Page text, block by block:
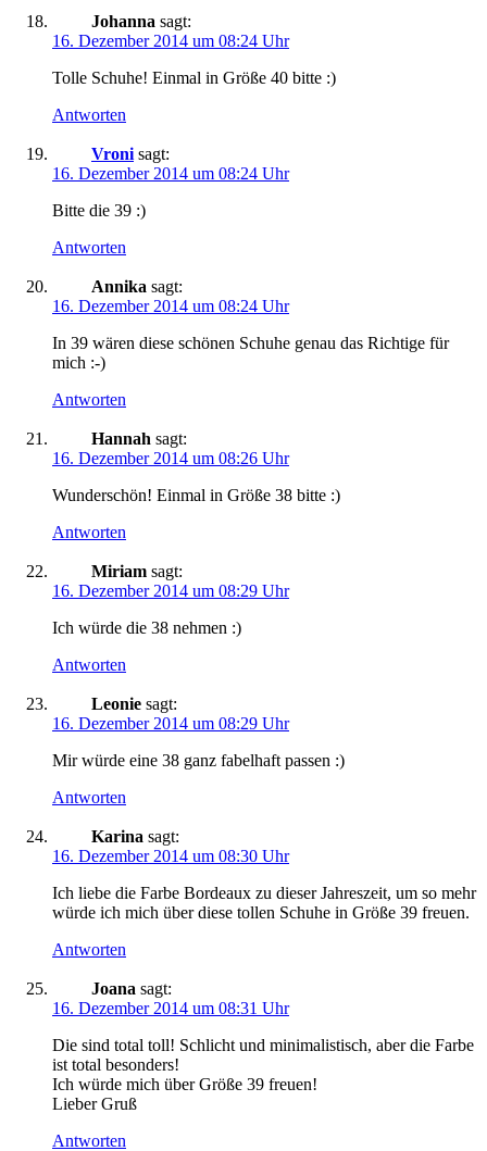
Johanna sagt:
16. Dezember 2014 um 08:24 Uhr
Tolle Schuhe! Einmal in Größe 40 bitte :)
Antworten
Vroni sagt:
16. Dezember 2014 um 08:24 Uhr
Bitte die 39 :)
Antworten
Annika sagt:
16. Dezember 2014 um 08:24 Uhr
In 39 wären diese schönen Schuhe genau das Richtige für
mich :-)
Antworten
Hannah sagt:
16. Dezember 2014 um 08:26 Uhr
Wunderschön! Einmal in Größe 38 bitte :)
Antworten
Miriam sagt:
16. Dezember 2014 um 08:29 Uhr
Ich würde die 38 nehmen :)
Antworten
Leonie sagt:
16. Dezember 2014 um 08:29 Uhr
Mir würde eine 38 ganz fabelhaft passen :)
Antworten
Karina sagt:
16. Dezember 2014 um 08:30 Uhr
Ich liebe die Farbe Bordeaux zu dieser Jahreszeit, um so mehr
würde ich mich über diese tollen Schuhe in Größe 39 freuen.
Antworten
Joana sagt:
16. Dezember 2014 um 08:31 Uhr
Die sind total toll! Schlicht und minimalistisch, aber die Farbe
ist total besonders!
Ich würde mich über Größe 39 freuen!
Lieber Gruß
Antworten